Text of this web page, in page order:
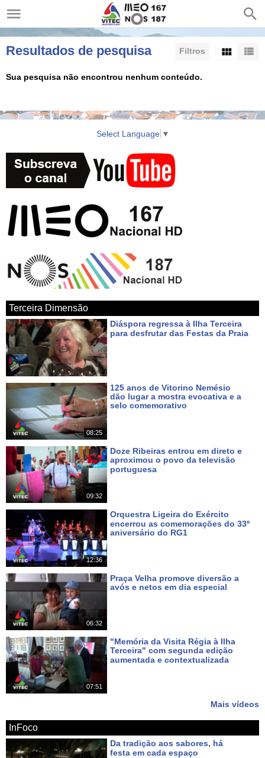
Filtros
Resultados de pesquisa
Ordenar por: Resultados/Página:
Sua pesquisa não encontrou nenhum conteúdo.
Select Language ▼
Terceira Dimensão
Diáspora regressa à Ilha Terceira
para desfrutar das Festas da Praia
08:25
125 anos de Vitorino Nemésio
dão lugar a mostra evocativa e a
selo comemorativo
09:32
Doze Ribeiras entrou em direto e
aproximou o povo da televisão
portuguesa
12:36
Orquestra Ligeira do Exército
encerrou as comemorações do 33º
aniversário do RG1
06:32
Praça Velha promove diversão a
avós e netos em dia especial
07:51
"Memória da Visita Régia à Ilha
Terceira" com segunda edição
aumentada e contextualizada
Mais vídeos
InFoco
Da tradição aos sabores, há
festa em cada espaço